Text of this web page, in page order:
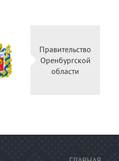
Правительство
Оренбургской
области